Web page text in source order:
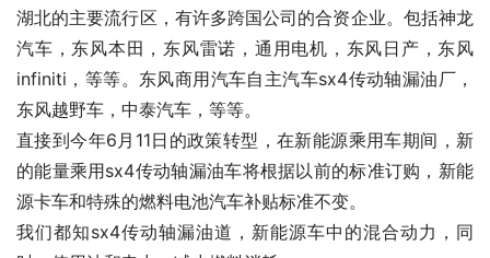
湖北的主要流行区，有许多跨国公司的合资企业。包括神龙
汽车，东风本田，东风雷诺，通用电机，东风日产，东风
infiniti，等等。东风商用汽车自主汽车sx4传动轴漏油厂，
东风越野车，中泰汽车，等等。
直接到今年6月11日的政策转型，在新能源乘用车期间，新
的能量乘用sx4传动轴漏油车将根据以前的标准订购，新能
源卡车和特殊的燃料电池汽车补贴标准不变。
我们都知sx4传动轴漏油道，新能源车中的混合动力，同